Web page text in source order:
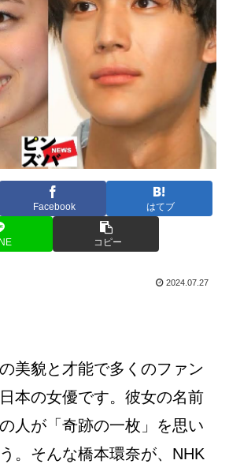
Facebook はてブ
コピー
2024.07.27
美貌と才能で多くのファン
本の女優です。彼女の名前
人が「奇跡の一枚」を思い
。そんな橋本環奈が、NHK